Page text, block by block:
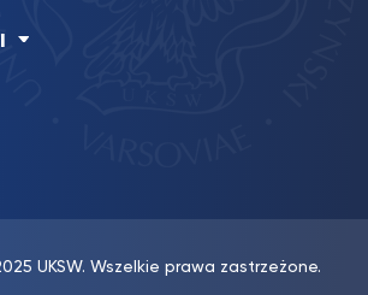
UKSW. Wszelkie prawa zastrzeżone.